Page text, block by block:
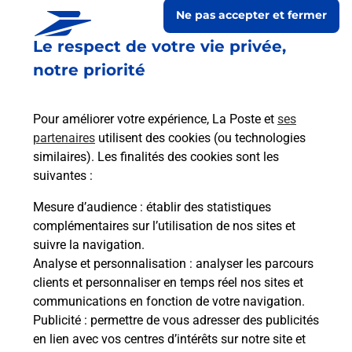
Le respect de votre vie privée,
notre priorité
Pour améliorer votre expérience, La Poste et ses
partenaires utilisent des cookies (ou technologies
similaires). Les finalités des cookies sont les
suivantes :
Mesure d’audience : établir des statistiques
complémentaires sur l’utilisation de nos sites et
suivre la navigation.
Analyse et personnalisation : analyser les parcours
clients et personnaliser en temps réel nos sites et
communications en fonction de votre navigation.
Publicité : permettre de vous adresser des publicités
en lien avec vos centres d’intérêts sur notre site et
Ne pas accepter et fermer
Prochaine collecte du courriersamedià 08h30
21 Rue Des Fontaines
70000 Le Magnoray
Itinéraire
Le lien s'ouvre dans un nouvel onglet